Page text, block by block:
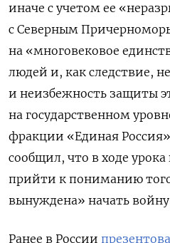
иначе с учетом ее
с Северным
на «многовековое
людей и, как следствие,
и неизбежность защиты
на государственном
фракции «Единая
сообщил, что в ходе
прийти к пониманию
вынуждена» начать
Ранее в России